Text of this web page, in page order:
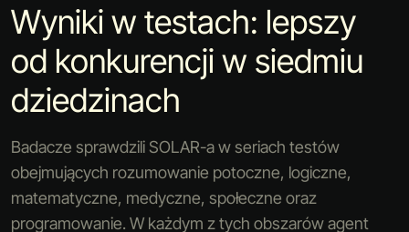
Wyniki w testach: lepszy
od konkurencji w siedmiu
dziedzinach
Badacze sprawdzili SOLAR-a w seriach testów
obejmujących rozumowanie potoczne, logiczne,
matematyczne, medyczne, społeczne oraz
programowanie. W każdym z tych obszarów agent